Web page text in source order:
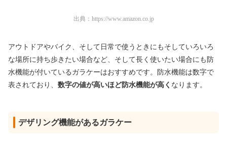
出典： https://www.amazon.co.jp
アウトドアやバイク、そして日常で使うときにもそしていろいろ
な場所に持ち歩きたい場合など、そして長く使いたい場合にも防
水機能が付いているガラケーはおすすめです。防水機能は数字で
表されており、 数字の値が高いほど防水機能が高く なります。
デザリング機能があるガラケー